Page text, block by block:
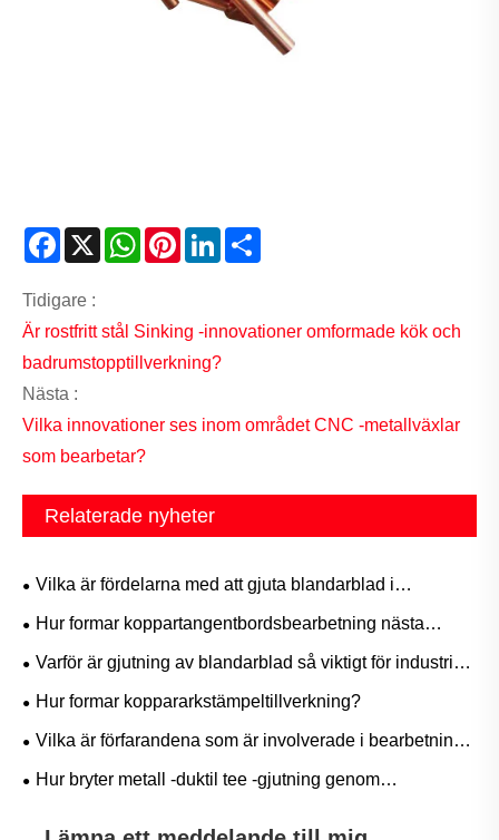
Facebook
X WhatsAppPinterestLinkedIn
Tidigare :
Är rostfritt stål Sinking -innovationer omformade kök och
badrumstopptillverkning?
Nästa :
Vilka innovationer ses inom området CNC -metallväxlar
som bearbetar?
Relaterade nyheter
Vilka är fördelarna med att gjuta blandarblad i
industriella tillämpningar
Hur formar koppartangentbordsbearbetning nästa
generation av mekaniska tangentbord?
Varför är gjutning av blandarblad så viktigt för industriell
effektivitet?
Hur formar koppararkstämpeltillverkning?
Vilka är förfarandena som är involverade i bearbetning
av mekaniska delar?
Hur bryter metall -duktil tee -gjutning genom